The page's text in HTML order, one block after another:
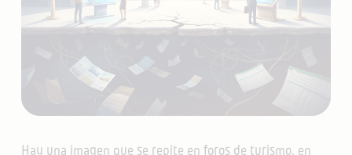
Hay una imagen que se repite en foros de turismo, en